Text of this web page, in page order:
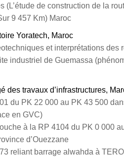
(L’étude de construction de la
9 457 Km) Maroc
Yoratech, Maroc
et interprétations des
industriel de Guemassa
des travaux d’infrastructures,
du PK 22 000 au PK 43 500
en GVC)
à la RP 4104 du PK 0 000
d’Ouezzane
reliant barrage alwahda à